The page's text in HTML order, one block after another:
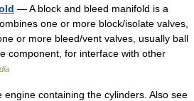
— A block and bleed manifold is a
one or more block/isolate valves,
or more bleed/vent valves, usually ball
component, for interface with other
containing the cylinders. Also see